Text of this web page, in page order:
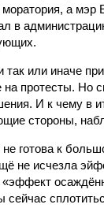
а мэр
в
так или иначе
на протесты. Но
И к чему в
стороны,
готова к
не исчезла